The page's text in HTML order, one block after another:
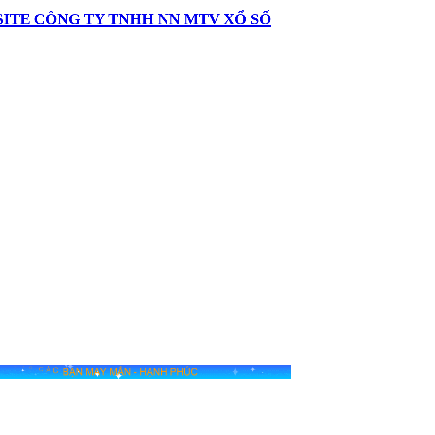
CÔNG TY TNHH NN MTV XỔ SỐ